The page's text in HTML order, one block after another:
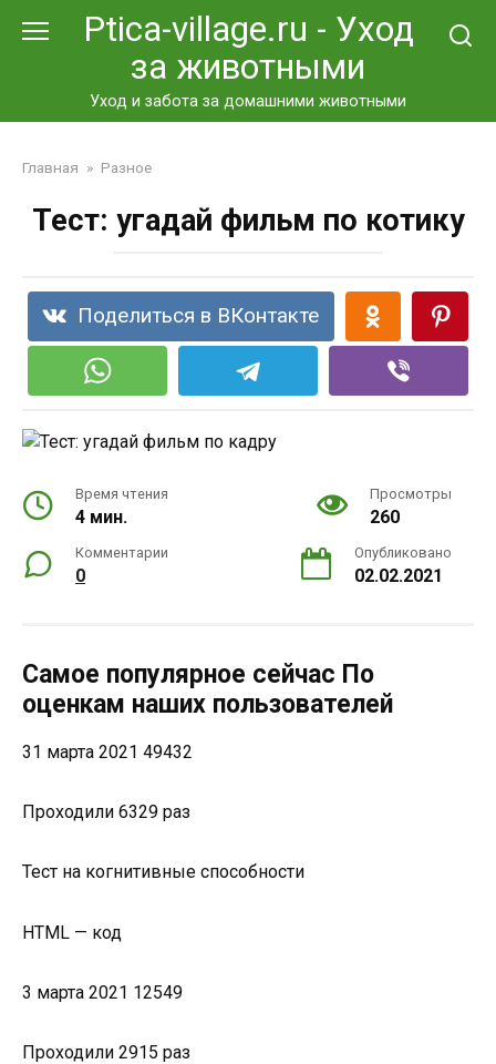
Ptica-village.ru - Уход
за животными
Уход и забота за домашними животными
Главная » Разное
Тест: угадай фильм по котику
Поделиться в ВКонтакте
Время чтения
4 мин.
Просмотры
260
Комментарии
0
Опубликовано
02.02.2021
Самое популярное сейчас По
оценкам наших пользователей
31 марта 2021 49432
Проходили 6329 раз
Тест на когнитивные способности
HTML — код
3 марта 2021 12549
Проходили 2915 раз